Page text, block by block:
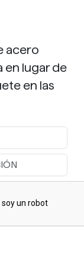
acero
en lugar de
en las